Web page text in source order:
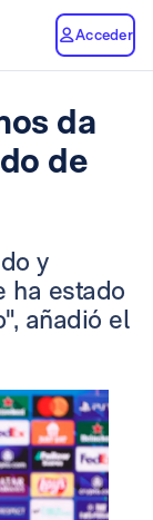
Acceder
da
de
y
ha estado
añadió el